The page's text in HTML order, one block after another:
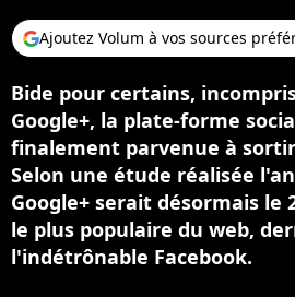
Ajoutez Volum à vos sources
Bide pour certains,
Google+, la plate-forme
finalement parvenue à
Selon une étude réalisée
Google+ serait désormais le
le plus populaire du web,
l'indétrônable Facebook.